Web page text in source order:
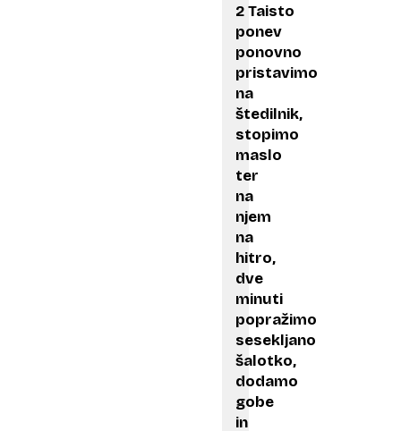
2 Taisto
ponev
ponovno
pristavimo
na
štedilnik,
stopimo
maslo
ter
na
njem
na
hitro,
dve
minuti
popražimo
sesekljano
šalotko,
dodamo
gobe
in